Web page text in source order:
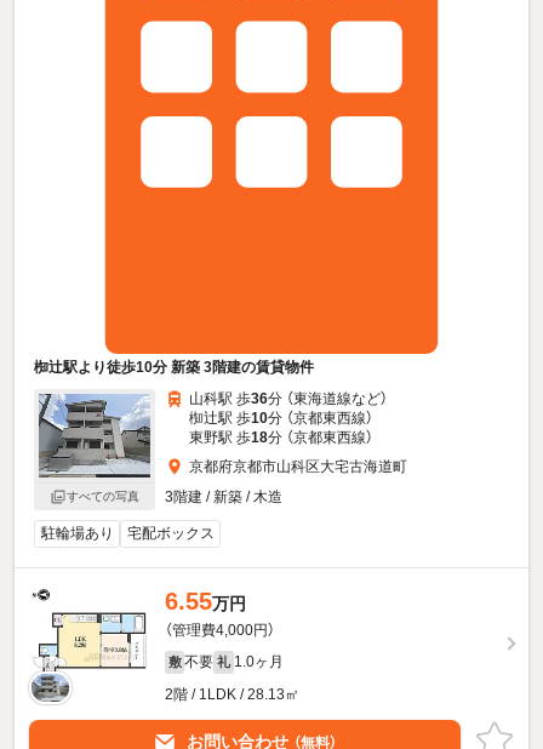
椥辻駅より徒歩10分 新築 3階建の賃貸物件
すべての写真
山科駅 歩36分 （東海道線など）
椥辻駅 歩10分 （京都東西線）
東野駅 歩18分 （京都東西線）
京都府京都市山科区大宅古海道町
3階建 / 新築 / 木造
駐輪場あり 宅配ボックス
6.55万円
（管理費4,000円）
敷 不要 礼 1.0ヶ月
2階 / 1LDK / 28.13㎡
お問い合わせ （無料）